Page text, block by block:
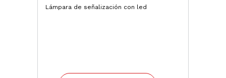
Lámpara de señalización con led